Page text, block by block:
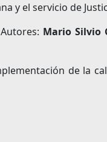
y el servicio de
Mario Silvio
de la